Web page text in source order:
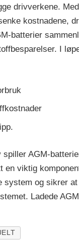
drivverkene.
kostnadene,
batterier
I
spiller AGM-
en viktig
og sikrer
Ladede